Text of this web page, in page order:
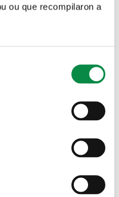
ou que recompilaron a